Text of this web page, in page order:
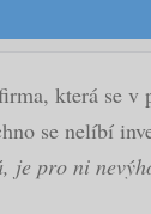
která se v
se nelíbí
je pro ni